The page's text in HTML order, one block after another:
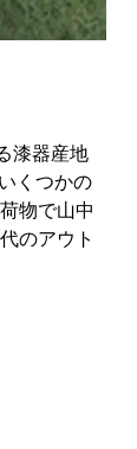
漆器産地
くつかの
物で山中
のアウト